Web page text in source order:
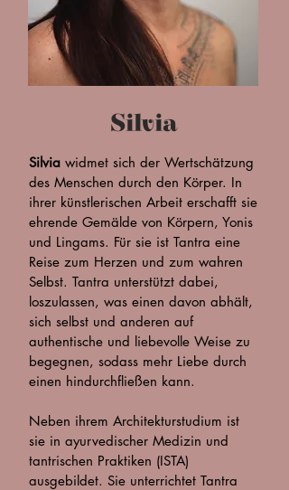
Silvia
Silvia widmet sich der Wertschätzung
des Menschen durch den Körper. In
ihrer künstlerischen Arbeit erschafft sie
ehrende Gemälde von Körpern, Yonis
und Lingams. Für sie ist Tantra eine
Reise zum Herzen und zum wahren
Selbst. Tantra unterstützt dabei,
loszulassen, was einen davon abhält,
sich selbst und anderen auf
authentische und liebevolle Weise zu
begegnen, sodass mehr Liebe durch
einen hindurchfließen kann.
Neben ihrem Architekturstudium ist
sie in ayurvedischer Medizin und
tantrischen Praktiken (ISTA)
ausgebildet. Sie unterrichtet Tantra